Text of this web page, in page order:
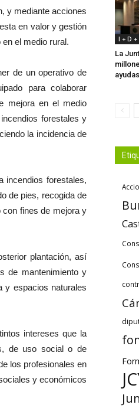
y mediante acciones
en valor y gestión
el medio rural.
de un operativo de
para colaborar
mejora en el medio
forestales y
la incidencia de
incendios forestales,
de pies, recogida de
con fines de mejora y
plantación, así
de mantenimiento y
y espacios naturales
intereses que la
de uso social o de
los profesionales en
y económicos
I + D +
La